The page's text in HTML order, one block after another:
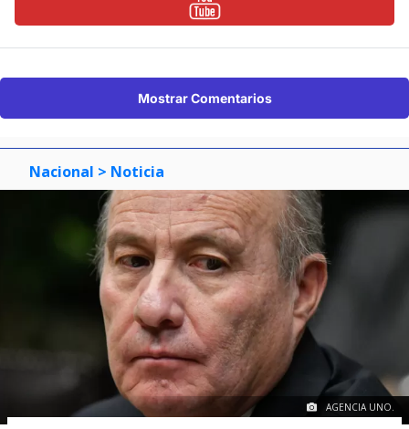
Mostrar Comentarios
Nacional > Noticia
AGENCIA UNO.